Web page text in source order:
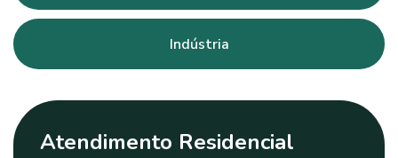
Indústria
Atendimento Residencial